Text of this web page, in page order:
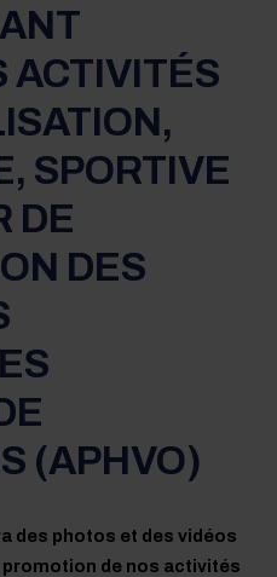
Devenir
Plan
ACTIVITÉS
SPORTIVE
DE
DES
(APHVO)
des photos et des vidéos
de nos activités